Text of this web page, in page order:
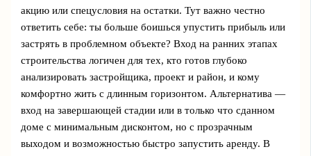
акцию или спецусловия на остатки. Тут важно честно
ответить себе: ты больше боишься упустить прибыль или
застрять в проблемном объекте? Вход на ранних этапах
строительства логичен для тех, кто готов глубоко
анализировать застройщика, проект и район, и кому
комфортно жить с длинным горизонтом. Альтернатива —
вход на завершающей стадии или в только что сданном
доме с минимальным дисконтом, но с прозрачным
выходом и возможностью быстро запустить аренду. В